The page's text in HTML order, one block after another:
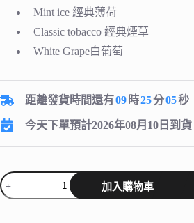
Mint ice 經典薄荷
Classic tobacco 經典煙草
White Grape白葡萄
距離發貨時間還有09 時25分04秒
今天下單預計2026年08月10日到貨
AONE
Crystal
X
加入購物車